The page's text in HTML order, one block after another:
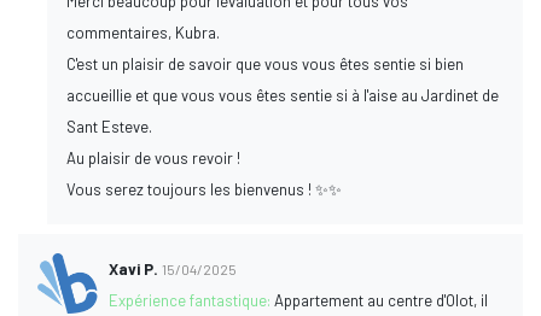
commentaires, Kubra.
C'est un plaisir de savoir que vous vous êtes sentie si bien
accueillie et que vous vous êtes sentie si à l'aise au Jardinet de
Sant Esteve.
Au plaisir de vous revoir !
Vous serez toujours les bienvenus ! ✨✨
Xavi P. 15/04/2025
Expérience fantastique:Appartement au centre d'Olot, il